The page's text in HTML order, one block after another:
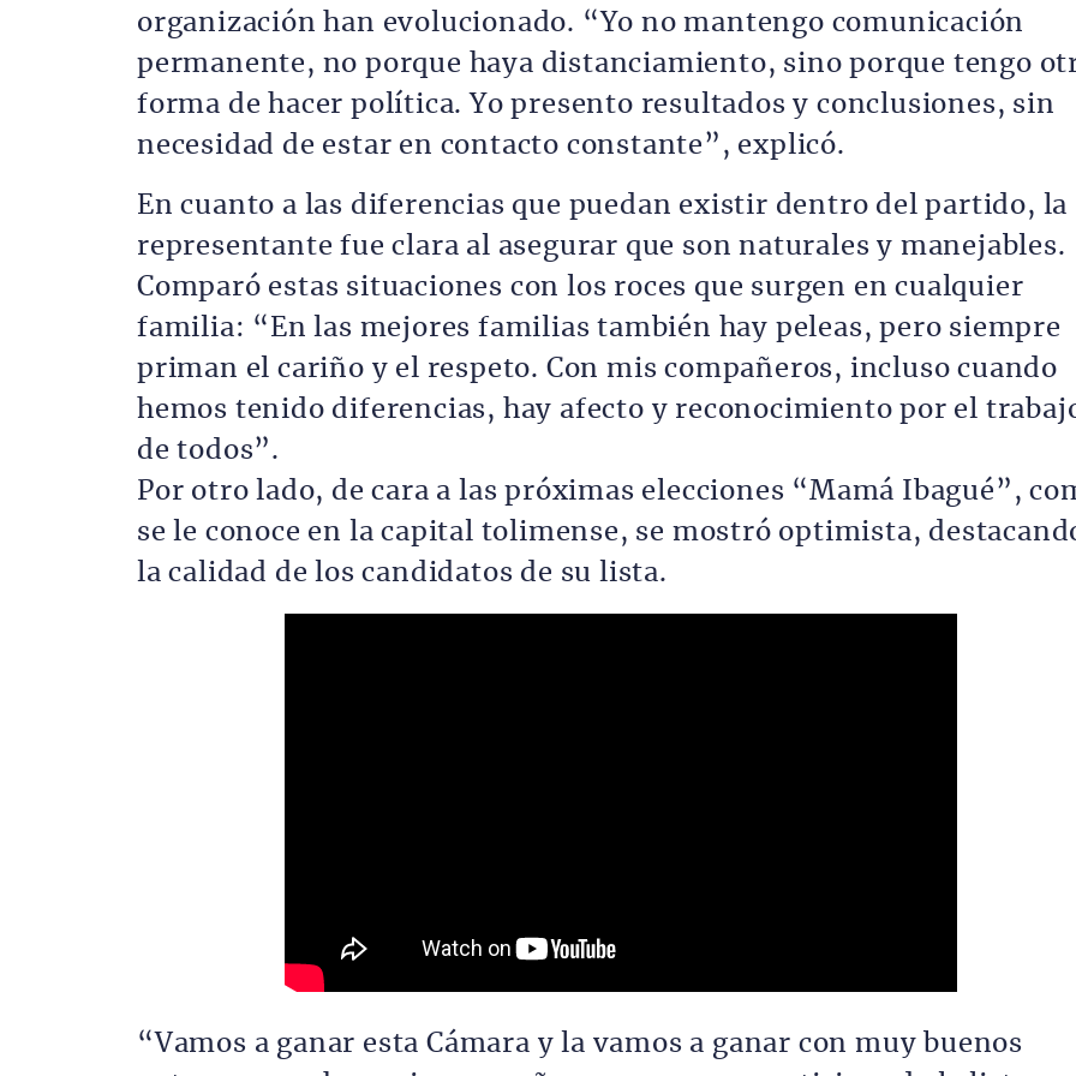
organización han evolucionado. “Yo no mantengo comunicación
permanente, no porque haya distanciamiento, sino porque tengo
forma de hacer política. Yo presento resultados y conclusiones, sin
necesidad de estar en contacto constante”, explicó.
En cuanto a las diferencias que puedan existir dentro del partido, la
representante fue clara al asegurar que son naturales y manejables.
Comparó estas situaciones con los roces que surgen en cualquier
familia: “En las mejores familias también hay peleas, pero siempre
priman el cariño y el respeto. Con mis compañeros, incluso cuando
hemos tenido diferencias, hay afecto y reconocimiento por el
de todos”.
Por otro lado, de cara a las próximas elecciones “Mamá Ibagué”,
se le conoce en la capital tolimense, se mostró optimista,
la calidad de los candidatos de su lista.
“Vamos a ganar esta Cámara y la vamos a ganar con muy buenos